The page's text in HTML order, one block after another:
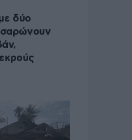
δύο
σαρώνουν